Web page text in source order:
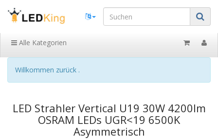
Alle Kategorien
Willkommen zurück .
LED Strahler Vertical U19 30W 4200lm
OSRAM LEDs UGR<19 6500K
Asymmetrisch